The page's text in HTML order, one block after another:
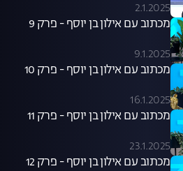
2.1.2025
מכתוב עם אילון בן יוסף - פרק 9
9.1.2025
מכתוב עם אילון בן יוסף - פרק 10
16.1.2025
מכתוב עם אילון בן יוסף - פרק 11
23.1.2025
מכתוב עם אילון בן יוסף - פרק 12